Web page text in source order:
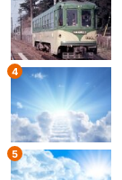
4
5